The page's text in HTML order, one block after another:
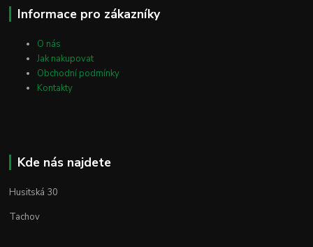
Informace pro zákazníky
O nás
Jak nakupovat
Obchodní podmínky
Kontakty
Kde nás najdete
Husitská 30
Tachov